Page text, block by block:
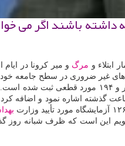
داشته باشند اگر می
و مرگ و میر کرونا در
غیر ضروری در سطح جامعه
به تازه ترین آمار کرونا در کشور اشاره نمود و اضافه کرد: در شبانه روز گذشته یک هزار و ۱۶۸ مورد
بگویم این است که ظرف شبانه روز